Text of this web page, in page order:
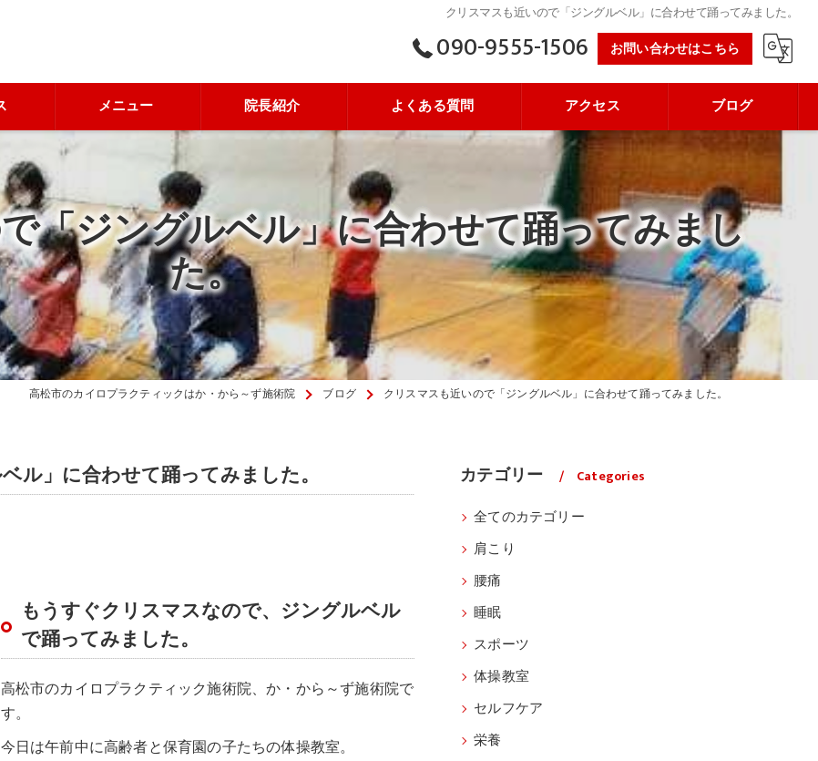
クリスマスも近いので「ジングルベル」に合わせて踊ってみました。
090-9555-1506 お問い合わせはこちら
メニュー 院長紹介 よくある質問 アクセス ブログ
「ジングルベル」に合わせて踊ってみまし
た。
高松市のカイロプラクティックはか・から～ず施術院 ブログ クリスマスも近いので「ジングルベル」に合わせて踊ってみました。
ル」に合わせて踊ってみました。
もうすぐクリスマスなので、ジングルベル
で踊ってみました。
高松市のカイロプラクティック施術院、か・から～ず施術院で
す。
今日は午前中に高齢者と保育園の子たちの体操教室。
カテゴリー Categories
全てのカテゴリー
肩こり
腰痛
睡眠
スポーツ
体操教室
セルフケア
栄養